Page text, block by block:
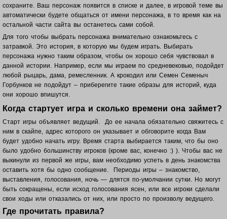
сохраните. Ваш персонаж появится в списке и далее, в игровой теме вы
автоматически будете общаться от имени персонажа, в то время как на
остальной части сайта вы останетесь сами собой.
Для того чтобы выбрать персонажа внимательно ознакомьтесь с
затравкой. Это история, в которую мы будем играть. Выбирать
персонажа нужно таким образом, чтобы он хорошо себя чувствовал в
данной истории. Например, если мы играем по средневековью, подойдет
любой рыцарь, дама, ремесленник. А крокодил или Семен Семеныч
Горбунков не подойдут – приберегите такие образы для историй, куда
они хорошо впишутся.
Когда стартует игра и сколько времени она займет?
Старт игры объявляет ведущий. До ее начала обязательно свяжитесь с
ним в скайпе, адрес которого он указывает и обговорите когда Вам
будет удобно начать игру. Время старта выбирается таким, что бы оно
было удобно большинству игроков (кроме вас, конечно :) ). Чтобы вас не
выкинули из первой же игры, вам необходимо успеть в день знакомства
оставить хотя бы одно сообщение. Периоды игры – знакомство,
выставления, голосования, ночь — длятся по-умолчании сутки. Но могут
быть сокращены, если исход голосования ясен, или все игроки сделали
свои ходы или отказались от них, или просто по произволу ведущего.
Где прочитать правила?